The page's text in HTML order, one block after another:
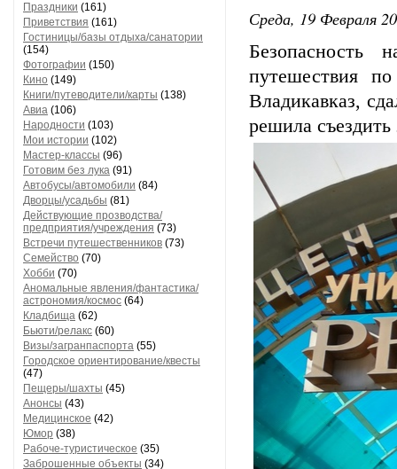
Праздники (161)
Приветствия (161)
Гостиницы/базы отдыха/санатории
(154)
Фотографии (150)
Кино (149)
Книги/путеводители/карты (138)
Авиа (106)
Народности (103)
Мои истории (102)
Мастер-классы (96)
Готовим без лука (91)
Автобусы/автомобили (84)
Дворцы/усадьбы (81)
Действующие прозводства/
предприятия/учреждения (73)
Встречи путешественников (73)
Семейство (70)
Хобби (70)
Аномальные явления/фантастика/
астрономия/космос (64)
Кладбища (62)
Бьюти/релакс (60)
Визы/загранпаспорта (55)
Городское ориентирование/квесты
(47)
Пещеры/шахты (45)
Анонсы (43)
Медицинское (42)
Юмор (38)
Рабоче-туристическое (35)
Заброшенные объекты (34)
Среда, 19 Февраля
Безопасность
путешествия
Владикавказ,
решила